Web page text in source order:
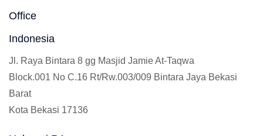
Office
Indonesia
Jl. Raya Bintara 8 gg Masjid Jamie At-Taqwa
Block.001 No C.16 Rt/Rw.003/009 Bintara Jaya Bekasi
Barat
Kota Bekasi 17136